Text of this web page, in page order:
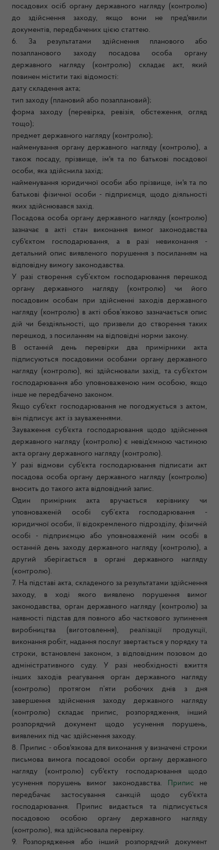
посадових осіб органу державного нагляду (контролю)
до здійснення заходу, якщо вони не пред'явили
документів, передбачених цією статтею.
6. За результатами здійснення планового або
позапланового заходу посадова особа органу
державного нагляду (контролю) складає акт, який
повинен містити такі відомості:
дату складення акта;
тип заходу (плановий або позаплановий);
форма заходу (перевірка, ревізія, обстеження, огляд
тощо);
предмет державного нагляду (контролю);
найменування органу державного нагляду (контролю), а
також посаду, прізвище, ім'я та по батькові посадової
особи, яка здійснила захід;
найменування юридичної особи або прізвище, ім'я та по
батькові фізичної особи - підприємця, щодо діяльності
яких здійснювався захід.
Посадова особа органу державного нагляду (контролю)
зазначає в акті стан виконання вимог законодавства
суб'єктом господарювання, а в разі невиконання -
детальний опис виявленого порушення з посиланням на
відповідну вимогу законодавства.
У разі створення суб’єктом господарювання перешкод
органу державного нагляду (контролю) чи його
посадовим особам при здійсненні заходів державного
нагляду (контролю) в акті обов’язково зазначається опис
дій чи бездіяльності, що призвели до створення таких
перешкод, з посиланням на відповідні норми закону.
В останній день перевірки два примірники акта
підписуються посадовими особами органу державного
нагляду (контролю), які здійснювали захід, та суб'єктом
господарювання або уповноваженою ним особою, якщо
інше не передбачено законом.
Якщо суб'єкт господарювання не погоджується з актом,
він підписує акт із зауваженнями.
Зауваження суб'єкта господарювання щодо здійснення
державного нагляду (контролю) є невід'ємною частиною
акта органу державного нагляду (контролю).
У разі відмови суб'єкта господарювання підписати акт
посадова особа органу державного нагляду (контролю)
вносить до такого акта відповідний запис.
Один примірник акта вручається керівнику чи
уповноваженій особі суб’єкта господарювання -
юридичної особи, її відокремленого підрозділу, фізичній
особі - підприємцю або уповноваженій ним особі в
останній день заходу державного нагляду (контролю), а
другий зберігається в органі державного нагляду
(контролю).
7. На підставі акта, складеного за результатами здійснення
заходу, в ході якого виявлено порушення вимог
законодавства, орган державного нагляду (контролю) за
наявності підстав для повного або часткового зупинення
виробництва (виготовлення), реалізації продукції,
виконання робіт, надання послуг звертається у порядку та
строки, встановлені законом, з відповідним позовом до
адміністративного суду. У разі необхідності вжиття
інших заходів реагування орган державного нагляду
(контролю) протягом п’яти робочих днів з дня
завершення здійснення заходу державного нагляду
(контролю) складає припис, розпорядження, інший
розпорядчий документ щодо усунення порушень,
виявлених під час здійснення заходу.
8. Припис - обов'язкова для виконання у визначені строки
письмова вимога посадової особи органу державного
нагляду (контролю) суб'єкту господарювання щодо
усунення порушень вимог законодавства.
Припис не
передбачає застосування санкцій щодо суб'єкта
господарювання. Припис видається та підписується
посадовою особою органу державного нагляду
(контролю), яка здійснювала перевірку.
9. Розпорядження або інший розпорядчий документ